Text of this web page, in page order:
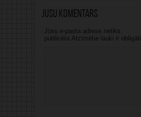
Jūsu komentārs
Jūsu e-pasta adrese netiks
publicēta.Atzīmētie lauki ir obligāti